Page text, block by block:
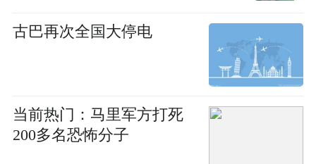
古巴再次全国大停电
当前热门：马里军方打死
200多名恐怖分子